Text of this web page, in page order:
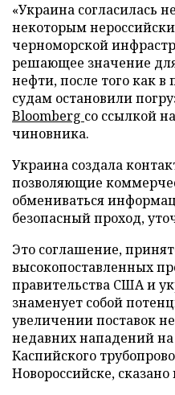
«Украина согласилась
некоторым
черноморской
решающее значение
нефти, после того как
судам остановили
Bloomberg со ссылкой
чиновника.
Украина создала
позволяющие
обмениваться
безопасный проход,
Это соглашение,
высокопоставленных
правительства США и
знаменует собой
увеличении поставок
недавних нападений
Каспийского
Новороссийске, сказано